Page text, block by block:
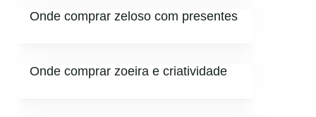
Onde comprar zeloso com presentes
Onde comprar zoeira e criatividade